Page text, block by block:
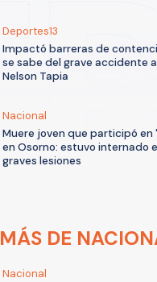
Deportes13
Impactó barreras de
se sabe del grave accidente
Nelson Tapia
Nacional
Muere joven que participó en
en Osorno: estuvo internado
graves lesiones
MÁS DE
Nacional